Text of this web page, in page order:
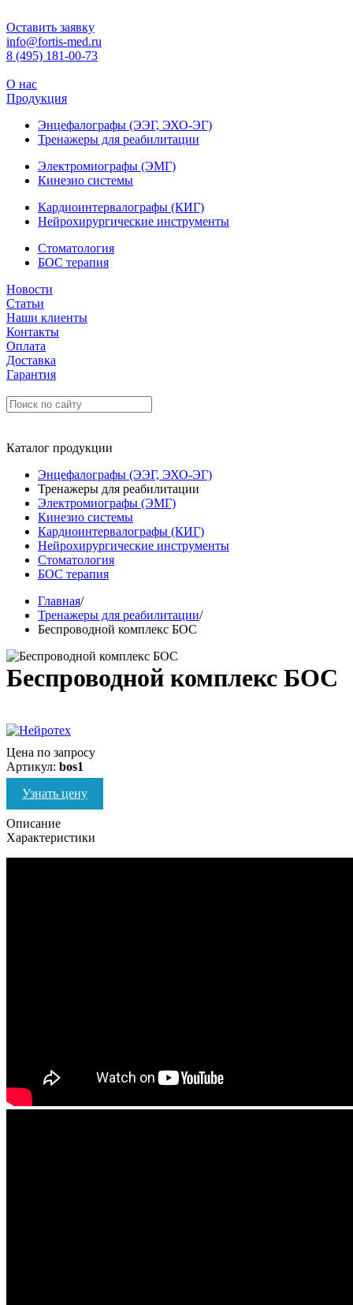
Оставить заявку
info@fortis-med.ru
8 (495) 181-00-73
О нас
Продукция
Энцефалографы (ЭЭГ, ЭХО-ЭГ)
Тренажеры для реабилитации
Электромиографы (ЭМГ)
Кинезио системы
Кардиоинтервалографы (КИГ)
Нейрохирургические инструменты
Стоматология
БОС терапия
Новости
Статьи
Наши клиенты
Контакты
Оплата
Доставка
Гарантия
Каталог продукции
Энцефалографы (ЭЭГ, ЭХО-ЭГ)
Тренажеры для реабилитации
Электромиографы (ЭМГ)
Кинезио системы
Кардиоинтервалографы (КИГ)
Нейрохирургические инструменты
Стоматология
БОС терапия
Главная/
Тренажеры для реабилитации/
Беспроводной комплекс БОС
Беспроводной комплекс БОС
Цена по запросу
Артикул: bos1
Узнать цену
Описание
Характеристики